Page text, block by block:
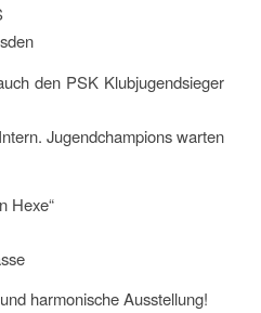
den PSK Klubjugendsieger
Jugendchampions warten
Hexe“
harmonische Ausstellung!